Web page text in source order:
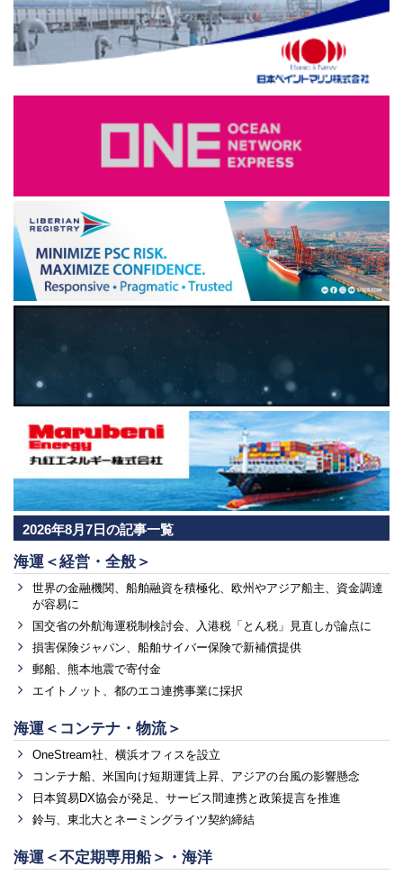
2026年8月7日の記事一覧
海運＜経営・全般＞
世界の金融機関、船舶融資を積極化、欧州やアジア船主、資金調達
が容易に
国交省の外航海運税制検討会、入港税「とん税」見直しが論点に
損害保険ジャパン、船舶サイバー保険で新補償提供
郵船、熊本地震で寄付金
エイトノット、都のエコ連携事業に採択
海運＜コンテナ・物流＞
OneStream社、横浜オフィスを設立
コンテナ船、米国向け短期運賃上昇、アジアの台風の影響懸念
日本貿易DX協会が発足、サービス間連携と政策提言を推進
鈴与、東北大とネーミングライツ契約締結
海運＜不定期専用船＞・海洋